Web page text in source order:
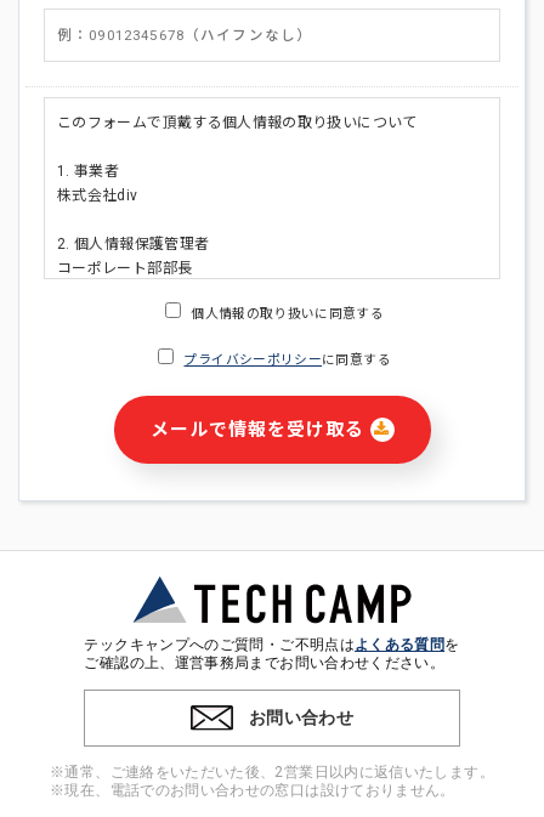
このフォームで頂戴する個人情報の取り扱いについて
1. 事業者
株式会社div
2. 個人情報保護管理者
コーポレート部部長
・ご請求された資料の送付のため
・本サービス及び本サービスに関連する情報(当社及び第三者の
サービス又は商品等の広告配信・宣伝を含みますが、それらに
・個人(法人の場合は担当者)を識別できない形式に加工した統
計情報の作成および利用
※上記の利用目的に基づいた本人への連絡及び配信について
4. 個人情報の第三者提供
ンをとるために、氏名等の一部の情報をサービス内で使用する
チャットツールで発信することにより、本サービスの他の利用
個人情報の取り扱いに同意する
プライバシーポリシーに同意する
メールで情報を受け取る
テックキャンプへのご質問・ご不明点はよくある質問を
ご確認の上、運営事務局までお問い合わせください。
お問い合わせ
※通常、ご連絡をいただいた後、2営業日以内に返信いたします。
※現在、電話でのお問い合わせの窓口は設けておりません。